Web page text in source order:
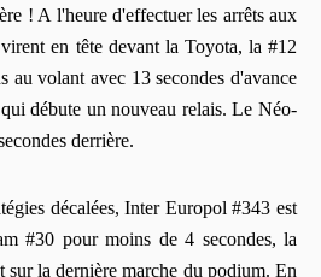
! A l'heure d'effectuer les arrêts aux
en tête devant la Toyota, la #12
au volant avec 13 secondes d'avance
débute un nouveau relais. Le Néo-
derrière.
décalées, Inter Europol #343 est
#30 pour moins de 4 secondes, la
sur la dernière marche du podium. En